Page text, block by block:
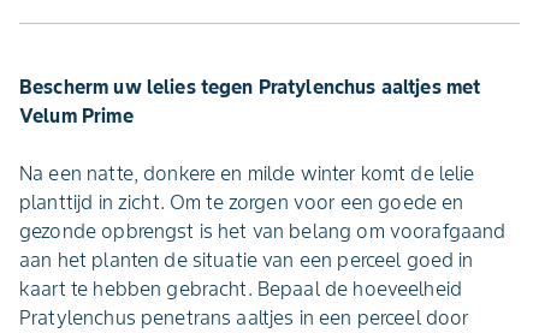
Bescherm uw lelies tegen Pratylenchus aaltjes met
Velum Prime
Na een natte, donkere en milde winter komt de lelie
planttijd in zicht. Om te zorgen voor een goede en
gezonde opbrengst is het van belang om voorafgaand
aan het planten de situatie van een perceel goed in
kaart te hebben gebracht. Bepaal de hoeveelheid
Pratylenchus penetrans aaltjes in een perceel door